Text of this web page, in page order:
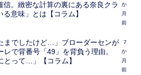
信。緻密な計算の裏にある奈良クラ
意味」とは【コラム】
か
月
前
までしたけど…」ブローダーセンが
レで背番号「49」を背負う理由。
とって…」【コラム】
7
か
月
前